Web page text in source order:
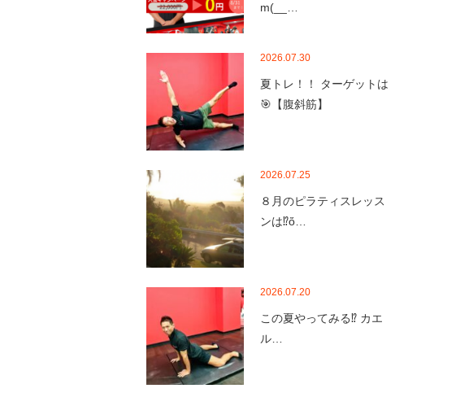
m(__…
2026.07.30
夏トレ！！ ターゲットは
🎯【腹斜筋】
2026.07.25
８月のピラティスレッス
ンは⁉ὄ…
2026.07.20
この夏やってみる⁉️ カエ
ル…